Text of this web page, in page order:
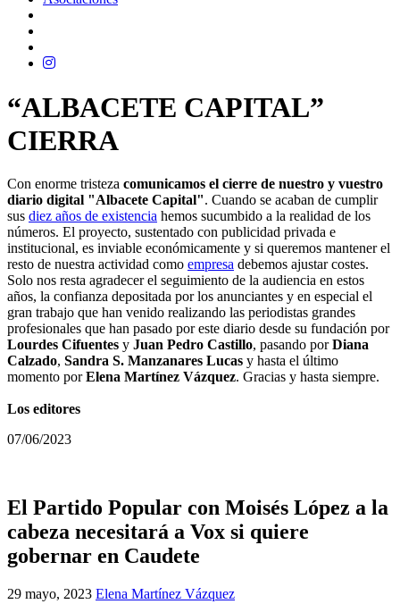
“ALBACETE CAPITAL”
CIERRA
Con enorme tristeza comunicamos el cierre de nuestro y vuestro
diario digital "Albacete Capital". Cuando se acaban de cumplir
sus diez años de existencia hemos sucumbido a la realidad de los
números. El proyecto, sustentado con publicidad privada e
institucional, es inviable económicamente y si queremos mantener el
resto de nuestra actividad como empresa debemos ajustar costes.
Solo nos resta agradecer el seguimiento de la audiencia en estos
años, la confianza depositada por los anunciantes y en especial el
gran trabajo que han venido realizando las periodistas grandes
profesionales que han pasado por este diario desde su fundación por
Lourdes Cifuentes y Juan Pedro Castillo, pasando porDiana
Calzado, Sandra S. Manzanares Lucas y hasta el último
momento porElena Martínez Vázquez. Gracias y hasta siempre.
Los editores
07/06/2023
El Partido Popular con Moisés López a la
cabeza necesitará a Vox si quiere
gobernar en Caudete
29 mayo, 2023 Elena Martínez Vázquez